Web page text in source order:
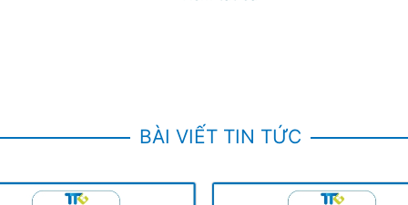
BÀI VIẾT TIN TỨC